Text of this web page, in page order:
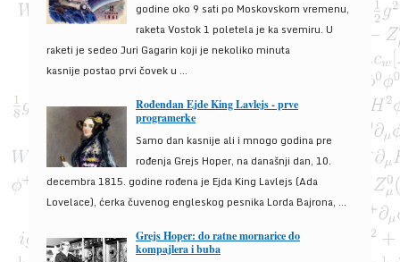
godine oko 9 sati po Moskovskom vremenu,
raketa Vostok 1 poletela je ka svemiru. U
raketi je sedeo Juri Gagarin koji je nekoliko minuta
kasnije postao prvi čovek u ...
Rođendan Ejde King Lavlejs - prve
programerke
Samo dan kasnije ali i mnogo godina pre
rođenja Grejs Hoper, na današnji dan, 10.
decembra 1815. godine rođena je Ejda King Lavlejs (Ada
Lovelace), ćerka čuvenog engleskog pesnika Lorda Bajrona, ...
Grejs Hoper: do ratne mornarice do
kompajlera i buba